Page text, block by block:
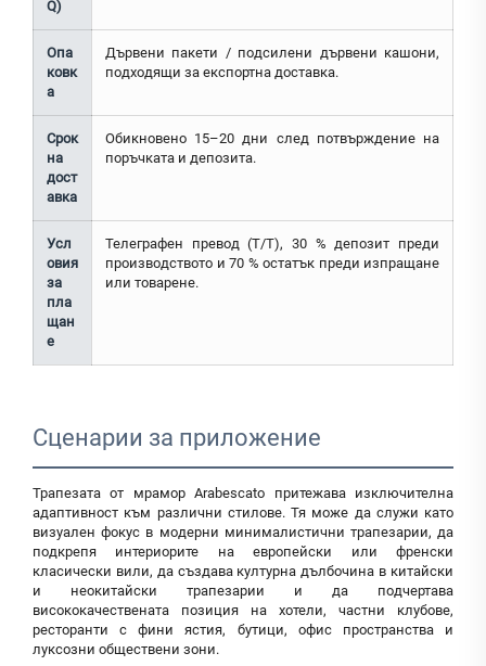
Q)
Опа
ковк
а
Дървени пакети / подсилени дървени кашони,
подходящи за експортна доставка.
Срок
на
дост
авка
Обикновено 15–20 дни след потвърждение на
поръчката и депозита.
Усл
овия
за
пла
щан
е
Телеграфен превод (T/T), 30 % депозит преди
производството и 70 % остатък преди изпращане
или товарене.
Сценарии за приложение
Трапезата от мрамор Arabescato притежава изключителна
адаптивност към различни стилове. Тя може да служи като
визуален фокус в модерни минималистични трапезарии, да
подкрепя интериорите на европейски или френски
класически вили, да създава културна дълбочина в китайски
и неокитайски трапезарии и да подчертава
висококачествената позиция на хотели, частни клубове,
ресторанти с фини ястия, бутици, офис пространства и
луксозни обществени зони.